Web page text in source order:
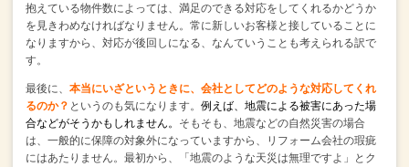
抱えている物件数によっては、 満足のできる対応をしてくれるかどうか
を見きわめなければなりません。 常に新しいお客様と接していることに
なりますから、 対応が後回しになる、なんていうことも考えられる訳で
す。
最後に、 本当にいざというときに、会社としてどのような対応してくれ
るのか？ というのも気になります。 例えば、地震による被害にあった場
合などがそうかもしれません。 そもそも、地震などの自然災害の場合
は、一般的に保障の対象外になっていますから、
リフォーム会社の瑕疵
にはあたりません。 最初から、「地震のような天災は無理ですよ」とク